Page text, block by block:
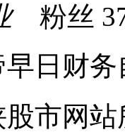
粉丝
日财
市网